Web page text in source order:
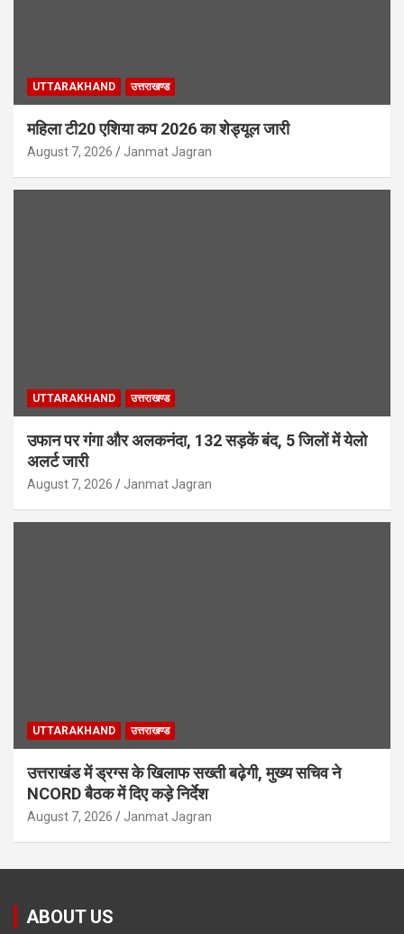
UTTARAKHAND उत्तराखण्ड
महिला टी20 एशिया कप 2026 का शेड्यूल जारी
August 7, 2026 Janmat Jagran
UTTARAKHAND उत्तराखण्ड
उफान पर गंगा और अलकनंदा, 132 सड़कें बंद, 5 जिलों में येलो
अलर्ट जारी
August 7, 2026 Janmat Jagran
UTTARAKHAND उत्तराखण्ड
उत्तराखंड में ड्रग्स के खिलाफ सख्ती बढ़ेगी, मुख्य सचिव ने
NCORD बैठक में दिए कड़े निर्देश
August 7, 2026 Janmat Jagran
ABOUT US